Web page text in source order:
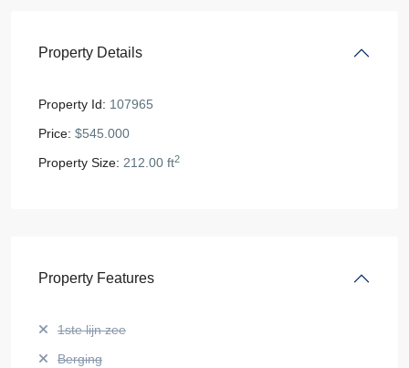
Property Details
Property Id: 107965
Price: $545.000
Property Size: 212.00 ft2
Property Features
1ste lijn zee
Berging